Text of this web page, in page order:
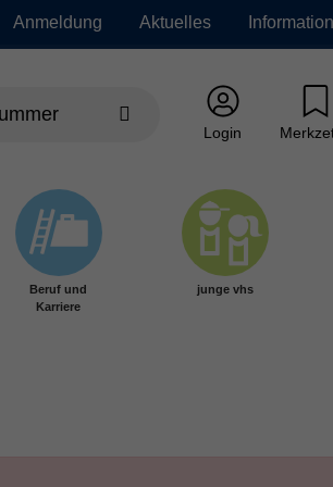
Anmeldung Aktuelles Information
Login
Beruf und
Karriere
junge vhs